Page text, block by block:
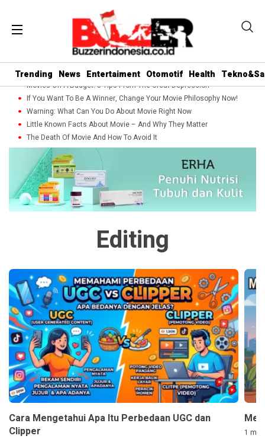
Trending News Entertaiment Otomotif Health
Movies On A Budget: 5 Tips From The Great Depression
If You Want To Be A Winner, Change Your Movie Philosophy Now!
Warning: What Can You Do About Movie Right Now
Little Known Facts About Movie – And Why They Matter
The Death Of Movie And How To Avoid It
Editing
Cara Mengetahui Apa Itu Perbedaan UGC dan
Clipper
1